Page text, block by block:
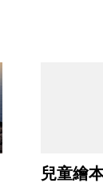
兒童繪